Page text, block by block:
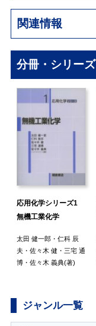
関連情報
分冊・シリーズ
応用化学シリーズ1
無機工業化学
太田 健一郎・ 仁科 辰
夫 ・ 佐々木 健 ・ 三宅 通
博・ 佐々木 義典(著)
ジャンル一覧